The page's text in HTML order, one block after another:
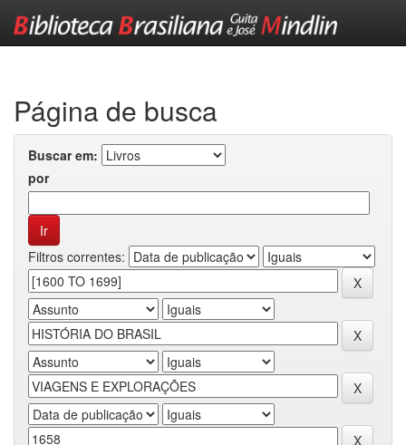
Página de busca
Buscar em:
por
Filtros correntes: